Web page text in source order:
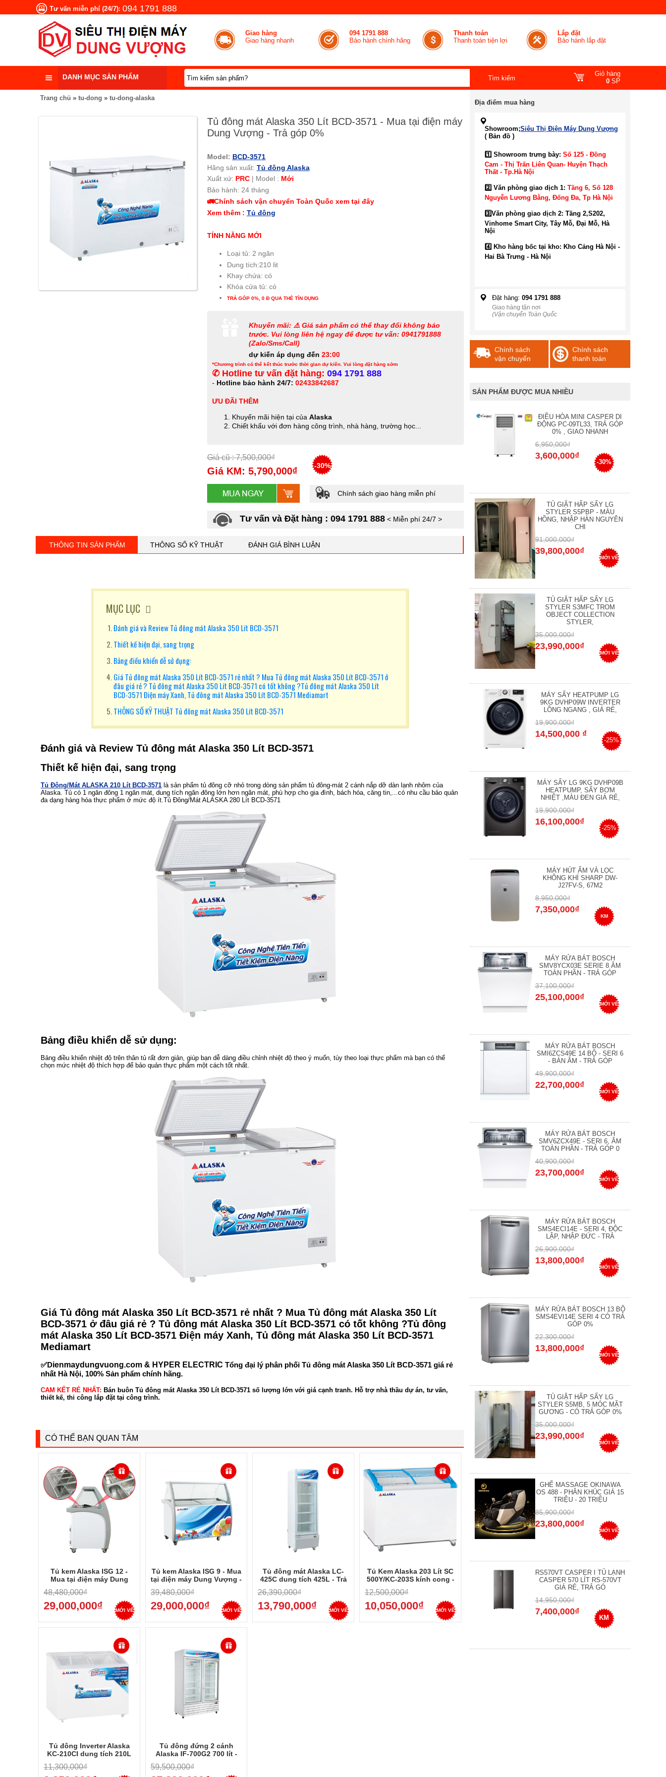
Tư vấn miễn phí (24/7): 094 1791 888
Giao hàng
Giao hàng nhanh
094 1791 888
Bảo hành chính hãng
Thanh toán
Thanh toán tiện lợi
Lắp đặt
Bảo hành lắp đặt
Giỏ hàng
0 SP
DANH MỤC SẢN PHẨM
Trang chủ » tu-dong » tu-dong-alaska
Tủ đông mát Alaska 350 Lít BCD-3571 - Mua tại điện máy
Dung Vượng - Trả góp 0%
Model: BCD-3571
Hãng sản xuất: Tủ đông Alaska
Xuất xứ: PRC | Model : Mới
Bảo hành: 24 tháng
🚛Chính sách vận chuyển Toàn Quốc xem tại đây
Xem thêm : Tủ đông
TÍNH NĂNG MỚI
Loại tủ: 2 ngăn
Dung tích:210 lit
Khay chứa: có
Khóa cửa tủ: có
TRẢ GÓP 0%, 0 Đ QUA THẺ TÍN DỤNG
Khuyến mãi: ⚠️ Giá sản phẩm có thể thay đổi không báo
trước. Vui lòng liên hệ ngay để được tư vấn: 0941791888
(Zalo/Sms/Call)
dự kiến áp dụng đến23:00
*Chương trình có thể kết thúc trước thời gian dự kiến. Vui lòng đặt hàng sớm
✆ Hotline tư vấn đặt hàng: 094 1791 888
- Hotline bảo hành 24/7: 02433842687
ƯU ĐÃI THÊM
Khuyến mãi hiện tại của Alaska
Chiết khấu với đơn hàng công trình, nhà hàng, trường học...
Giá cũ : 7,500,000₫
Giá KM: 5,790,000₫ -30%
Chính sách giao hàng miễn phí
Tư vấn và Đặt hàng : 094 1791 888< Miễn phí 24/7 >
THÔNG TIN SẢN PHẨM THÔNG SỐ KỸ THUẬT ĐÁNH GIÁ BÌNH LUẬN
MỤC LỤC
Đánh giá và Review Tủ đông mát Alaska 350 Lít BCD-3571
Thiết kế hiện đại, sang trọng
Bảng điều khiển dễ sử dụng:
Giá Tủ đông mát Alaska 350 Lít BCD-3571 rẻ nhất ? Mua Tủ đông mát Alaska 350 Lít BCD-3571 ở
đâu giá rẻ ? Tủ đông mát Alaska 350 Lít BCD-3571 có tốt không ?Tủ đông mát Alaska 350 Lít
BCD-3571 Điện máy Xanh, Tủ đông mát Alaska 350 Lít BCD-3571 Mediamart
THÔNG SỐ KỸ THUẬT Tủ đông mát Alaska 350 Lít BCD-3571
Đánh giá và Review Tủ đông mát Alaska 350 Lít BCD-3571
Thiết kế hiện đại, sang trọng
Tủ Đông/Mát ALASKA 210 Lít BCD-3571 là sản phẩm tủ đông cỡ nhỏ trong dòng sản phẩm tủ đông-mát 2 cánh nắp dỡ dàn lạnh nhôm của
Alaska. Tủ có 1 ngăn đông 1 ngăn mát, dung tích ngăn đông lớn hơn ngăn mát, phù hợp cho gia đình, bách hóa, căng tin,...có nhu cầu bảo quản
đa dạng hàng hóa thực phẩm ở mức độ ít.Tủ Đông/Mát ALASKA 280 Lít BCD-3571
Bảng điều khiển dễ sử dụng:
Bảng điều khiển nhiệt độ trên thân tủ rất đơn giản, giúp bạn dễ dàng điều chỉnh nhiệt độ theo ý muốn, tùy theo loại thực phẩm mà bạn có thể
chọn mức nhiệt độ thích hợp để bảo quản thực phẩm một cách tốt nhất.
Giá Tủ đông mát Alaska 350 Lít BCD-3571 rẻ nhất ? Mua Tủ đông mát Alaska 350 Lít
BCD-3571 ở đâu giá rẻ ? Tủ đông mát Alaska 350 Lít BCD-3571 có tốt không ?Tủ đông
mát Alaska 350 Lít BCD-3571 Điện máy Xanh, Tủ đông mát Alaska 350 Lít BCD-3571
Mediamart
✅Dienmaydungvuong.com & HYPER ELECTRIC Tổng đại lý phân phối Tủ đông mát Alaska 350 Lít BCD-3571 giá rẻ
nhất Hà Nội, 100% Sản phẩm chính hãng.
CAM KẾT RẺ NHẤT: Bán buôn Tủ đông mát Alaska 350 Lít BCD-3571 số lượng lớn với giá cạnh tranh. Hỗ trợ nhà thầu dự án, tư vấn,
thiết kế, thi công lắp đặt tại công trình.
CÓ THỂ BẠN QUAN TÂM
Tủ kem Alaska ISG 12 -
Mua tại điện máy Dung
48,480,000₫
29,000,000₫ MỚI VỀ
Tủ kem Alaska ISG 9 - Mua
tại điện máy Dung Vượng -
39,480,000₫
29,000,000₫ MỚI VỀ
Tủ đông mát Alaska LC-
425C dung tích 425L - Trả
26,390,000₫
13,790,000₫ MỚI VỀ
Tủ Kem Alaska 203 Lít SC
500Y/KC-203S kính cong -
Vượng - Trả góp 0%
12,500,000₫
10,050,000₫ MỚI VỀ
Tủ đông Inverter Alaska
KC-210CI dung tích 210L
11,300,000₫
Tủ đông đứng 2 cánh
Alaska IF-700G2 700 lít -
Vượng - Trả góp 0%
59,500,000₫
Địa điểm mua hàng
Showroom;Siêu Thị Điện Máy Dung Vượng
( Bản đồ )
1️⃣ Showroom trưng bày: Số 125 - Đồng
Cam - Thị Trấn Liên Quan- Huyện Thạch
Thất - Tp.Hà Nội
2️⃣ Văn phòng giao dịch 1: Tầng 6, Số 128
Nguyễn Lương Bằng, Đống Đa, Tp Hà Nội
3️⃣Văn phòng giao dịch 2: Tầng 2,S202,
Vinhome Smart City, Tây Mỗ, Đại Mỗ, Hà
Nội
4️⃣ Kho hàng bốc tại kho: Kho Cảng Hà Nội -
Hai Bà Trưng - Hà Nội
Đặt hàng: 094 1791 888
Giao hàng tận nơi
(Vận chuyển Toàn Quốc
Chính sách
vận chuyển
Chính sách
thanh toán
SẢN PHẨM ĐƯỢC MUA NHIỀU
ĐIỀU HÒA MINI CASPER DI
ĐỘNG PC-09TL33, TRẢ GÓP
0% , GIAO NHANH
6,950,000₫
3,600,000₫
-30%
TỦ GIẶT HẤP SẤY LG
STYLER S5PBP - MÀU
HỒNG, NHẬP HÀN NGUYÊN
CHI
91,000,000₫
39,800,000₫
MỚI VỀ
TỦ GIẶT HẤP SẤY LG
STYLER S3MFC TROM
OBJECT COLLECTION
STYLER,
35,000,000₫
23,990,000₫
MỚI VỀ
MÁY SẤY HEATPUMP LG
9KG DVHP09W INVERTER
LỒNG NGANG , GIÁ RẺ,
19,900,000₫
14,500,000 ₫
-25%
MÁY SẤY LG 9KG DVHP09B
HEATPUMP, SẤY BƠM
NHIỆT ,MÀU ĐEN GIÁ RẺ,
19,900,000₫
16,100,000₫
-25%
MÁY HÚT ẨM VÀ LỌC
KHÔNG KHÍ SHARP DW-
J27FV-S, 67M2
8,950,000₫
7,350,000₫
KM
MÁY RỬA BÁT BOSCH
SMV8YCX03E SERIE 8 ÂM
TOÀN PHẦN - TRẢ GÓP
37,100,000₫
25,100,000₫
MỚI VỀ
MÁY RỬA BÁT BOSCH
SMI6ZCS49E 14 BỘ - SERI 6
- BÁN ÂM - TRẢ GÓP
49,900,000₫
22,700,000₫
MỚI VỀ
MÁY RỬA BÁT BOSCH
SMV6ZCX49E - SERI 6, ÂM
TOÀN PHẦN - TRẢ GÓP 0
40,900,000₫
23,700,000₫
MỚI VỀ
MÁY RỬA BÁT BOSCH
SMS4ECI14E - SERI 4, ĐỘC
LẬP, NHẬP ĐỨC - TRẢ
26,900,000₫
13,800,000₫
MỚI VỀ
MÁY RỬA BÁT BOSCH 13 BỘ
SMS4EVI14E SERI 4 CÓ TRẢ
GÓP 0%
22,300,000₫
13,800,000₫
MỚI VỀ
TỦ GIẶT HẤP SẤY LG
STYLER S5MB, 5 MÓC MẶT
GƯƠNG - CÓ TRẢ GÓP 0%
35,000,000₫
23,990,000₫
MỚI VỀ
GHẾ MASSAGE OKINAWA
OS 488 - PHÂN KHÚC GIÁ 15
TRIỆU - 20 TRIỆU
85,900,000₫
23,800,000₫
MỚI VỀ
RS570VT CASPER I TỦ LẠNH
CASPER 570 LÍT RS-570VT
GIÁ RẺ, TRẢ GÓ
14,950,000₫
7,400,000₫
KM